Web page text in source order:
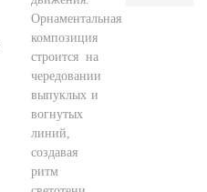
Орнаментальная
композиция
строится на
чередовании
выпуклых и
вогнутых
линий,
создавая
ритм